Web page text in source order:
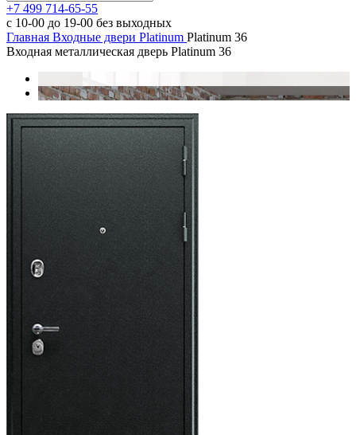
+7 499 714-65-55
с 10-00 до 19-00 без выходных
Главная Входные двери Platinum Platinum 36
Входная металлическая дверь Platinum 36